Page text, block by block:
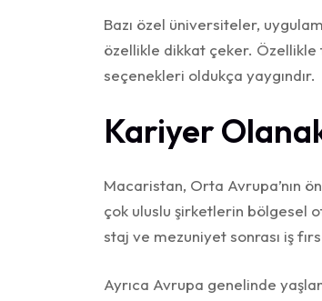
Bazı özel üniversiteler,
özellikle dikkat çeker.
seçenekleri oldukça yaygındır.
Kariyer
Macaristan, Orta Avrupa’nın
çok uluslu şirketlerin bölgesel
staj ve mezuniyet sonrası iş
Ayrıca Avrupa genelinde